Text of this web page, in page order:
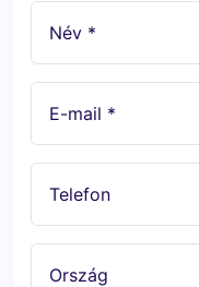
Név *
E-mail *
Telefon
Ország